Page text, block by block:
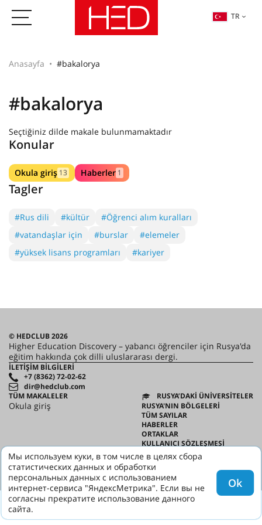
TR
Anasayfa #bakalorya
#bakalorya
Seçtiğiniz dilde makale bulunmamaktadır
Konular
Okula giriş 13 Haberler 1
Tagler
#Rus dili #kültür
#Öğrenci alım kuralları
#vatandaşlar için
#burslar
#elemeler
#yüksek lisans programları
#kariyer
© HEDCLUB 2026
Higher Education Discovery – yabancı öğrenciler için Rusya'da
eğitim hakkında çok dilli uluslararası dergi.
İLETIŞIM BILGILERI
+7 (8362) 72-02-62
dir@hedclub.com
TÜM MAKALELER
Okula giriş
RUSYA’DAKI ÜNIVERSITELER
RUSYA'NIN BÖLGELERİ
TÜM SAYILAR
HABERLER
ORTAKLAR
KULLANICI SÖZLEŞMESI
GIZLILIK
HED
Мы используем куки, в том числе в целях сбора
статистических данных и обработки
персональных данных с использованием
интернет-сервиса "ЯндексМетрика". Если вы не
согласны прекратите использование данного
сайта.
Ok